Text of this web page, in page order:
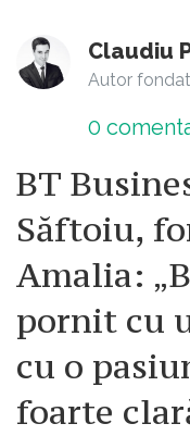
Claudiu
Autor
0
BT
Săftoiu,
Amalia:
pornit cu
cu o
foarte